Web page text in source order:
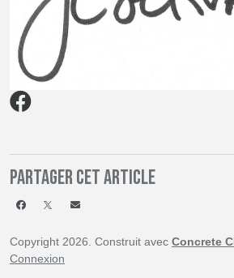
Partager cet article
Copyright 2026. Construit avec Concrete
Connexion